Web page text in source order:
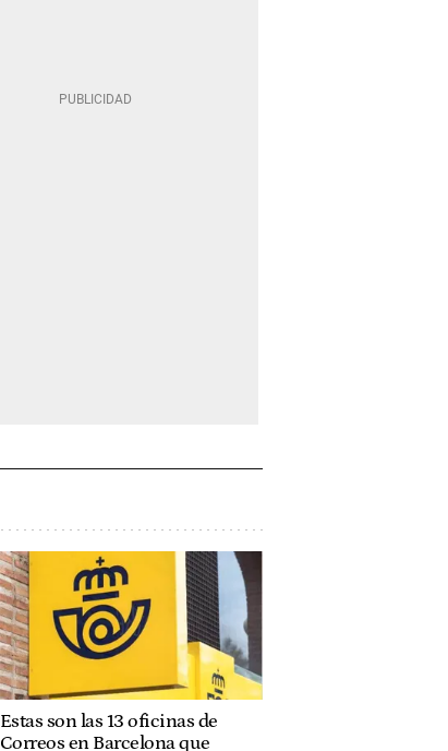
Estas son las 13 oficinas de
Correos en Barcelona que